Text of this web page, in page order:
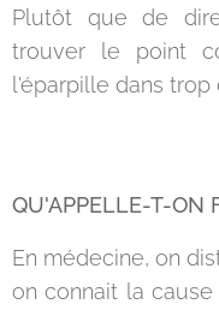
Plutôt que de
trouver le point
l'éparpille dans trop
QU'APPELLE-T-ON
En médecine, on
on connait la